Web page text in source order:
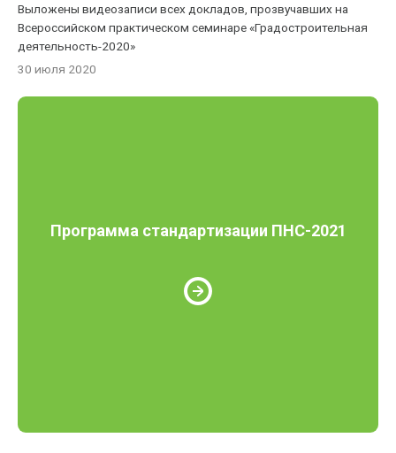
Выложены видеозаписи всех докладов, прозвучавших на
Всероссийском практическом семинаре «Градостроительная
деятельность-2020»
30 июля 2020
Программа стандартизации ПНС-2021